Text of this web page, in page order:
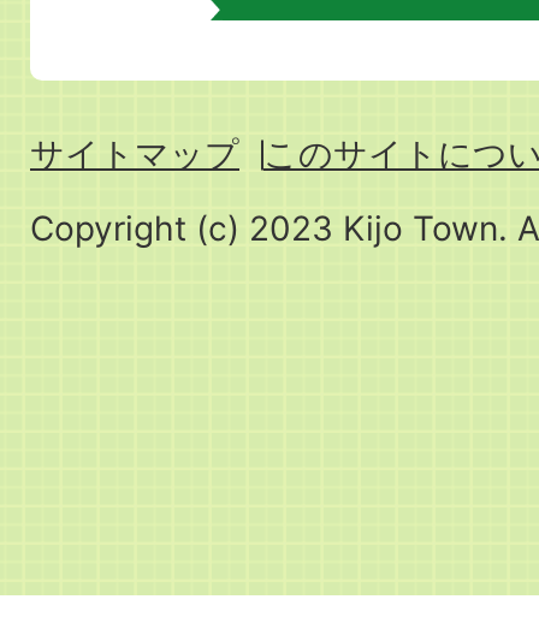
サイトマップ
このサイトにつ
Copyright (c) 2023 Kijo Town.